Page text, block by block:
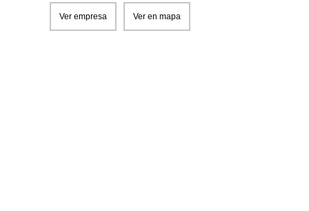
Ver empresa Ver en mapa